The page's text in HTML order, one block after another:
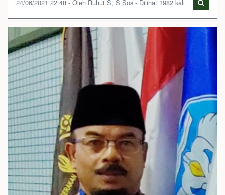
24/06/2021 22:48 - Oleh Ruhut S, S.Sos - Dilihat 1982 kali